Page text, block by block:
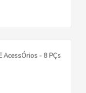
AcessÓrios - 8 PÇs